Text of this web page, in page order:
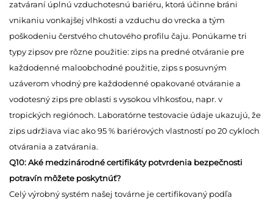
zatváraní úplnú vzduchotesnú bariéru, ktorá účinne bráni
vnikaniu vonkajšej vlhkosti a vzduchu do vrecka a tým
poškodeniu čerstvého chutového profilu čaju. Ponúkame tri
typy zipsov pre rôzne použitie: zips na predné otváranie pre
každodenné maloobchodné použitie, zips s posuvným
uzáverom vhodný pre každodenné opakované otváranie a
vodotesný zips pre oblasti s vysokou vlhkosťou, napr. v
tropických regiónoch. Laboratórne testovacie údaje ukazujú, že
zips udržiava viac ako 95 % bariérových vlastností po 20 cykloch
otvárania a zatvárania.
Q10: Aké medzinárodné certifikáty potvrdenia bezpečnosti
potravín môžete poskytnúť?
Celý výrobný systém našej továrne je certifikovaný podľa